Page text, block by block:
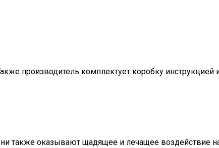
производитель комплектует коробку
также оказывают щадящее и лечащее воздействие